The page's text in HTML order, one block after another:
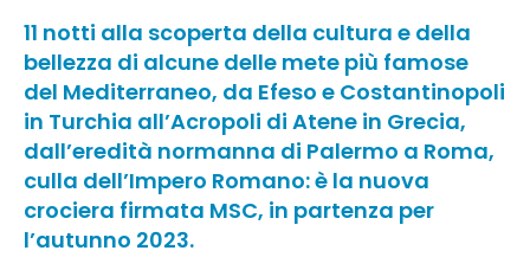
11 notti alla scoperta della cultura e della
bellezza di alcune delle mete più famose
del Mediterraneo, da Efeso e Costantinopoli
in Turchia all’Acropoli di Atene in Grecia,
dall’eredità normanna di Palermo a Roma,
culla dell’Impero Romano: è la nuova
crociera firmata MSC, in partenza per
l’autunno 2023.